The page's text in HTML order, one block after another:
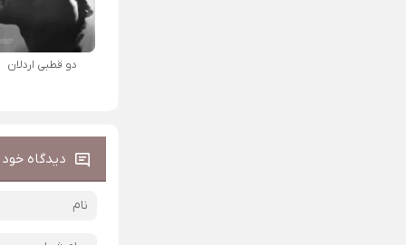
دو قطبی اردلان
دیدگاه خود